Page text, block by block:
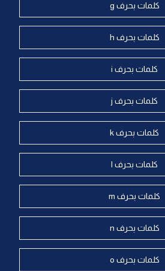
كلمات بحرف g
كلمات بحرف h
كلمات بحرف i
كلمات بحرف j
كلمات بحرف k
كلمات بحرف l
كلمات بحرف m
كلمات بحرف n
كلمات بحرف o